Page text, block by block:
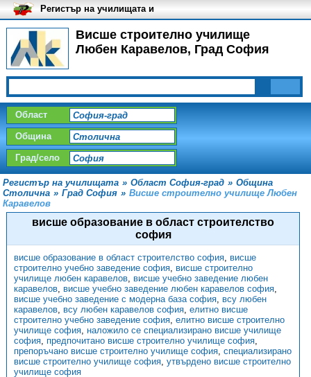
Висше строително училище
Любен Каравелов, Град София
Регистър на училищата и
университетите в България
Област
Община
Град/село
Регистър на училищата » Област София-град » Община
Столична » Град София » Висше строително училище Любен
Каравелов
висше образование в област строителство
софия
висше образование в област строителство софия, висше
строително учебно заведение софия, висше строително
училище любен каравелов, висше учебно заведение любен
каравелов, висше учебно заведение любен каравелов софия,
висше учебно заведение с модерна база софия, всу любен
каравелов, всу любен каравелов софия, елитно висше
строително учебно заведение софия, елитно висше строително
училище софия, наложило се специализирано висше училище
софия, предпочитано висше строително училище софия,
препоръчано висше строително училище софия, специализирано
висше строително училище софия, утвърдено висше строително
училище софия